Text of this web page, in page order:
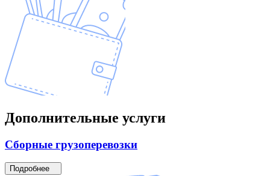
Дополнительные услуги
Сборные грузоперевозки
Подробнее